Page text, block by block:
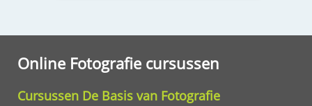
Online Fotografie cursussen
Cursussen De Basis van Fotografie